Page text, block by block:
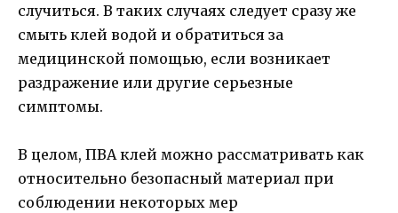
случиться. В таких случаях следует сразу же
смыть клей водой и обратиться за
медицинской помощью, если возникает
раздражение или другие серьезные
симптомы.
В целом, ПВА клей можно рассматривать как
относительно безопасный материал при
соблюдении некоторых мер